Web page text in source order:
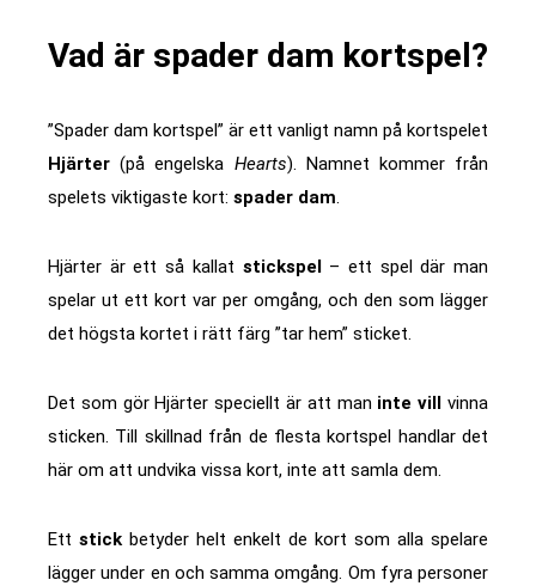
Vad är spader dam kortspel?
”Spader dam kortspel” är ett vanligt namn på kortspelet
Hjärter (på engelska Hearts). Namnet kommer från
spelets viktigaste kort: spader dam.
Hjärter är ett så kallat stickspel
– ett spel där man
spelar ut ett kort var per omgång, och den som lägger
det högsta kortet i rätt färg ”tar hem” sticket.
Det som gör Hjärter speciellt är att man inte vill
vinna
sticken. Till skillnad från de flesta kortspel handlar det
här om att undvika vissa kort, inte att samla dem.
Ett stick betyder helt enkelt de kort som alla spelare
lägger under en och samma omgång. Om fyra personer